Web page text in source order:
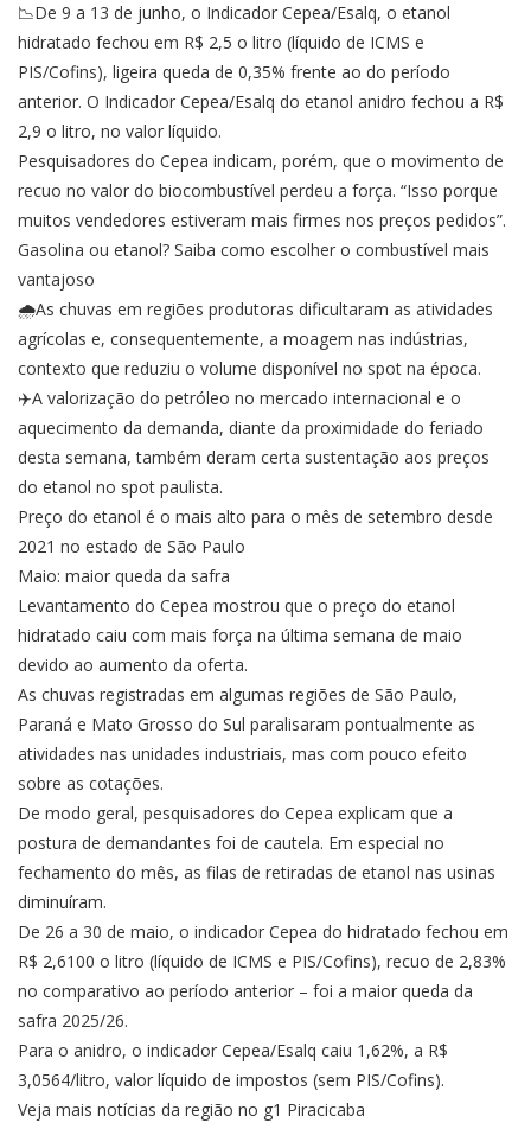
📉De 9 a 13 de junho, o Indicador Cepea/Esalq, o etanol
hidratado fechou em R$ 2,5 o litro (líquido de ICMS e
PIS/Cofins), ligeira queda de 0,35% frente ao do período
anterior. O Indicador Cepea/Esalq do etanol anidro fechou a R$
2,9 o litro, no valor líquido.
Pesquisadores do Cepea indicam, porém, que o movimento de
recuo no valor do biocombustível perdeu a força. “Isso porque
muitos vendedores estiveram mais firmes nos preços pedidos”.
Gasolina ou etanol? Saiba como escolher o combustível mais
vantajoso
🌧️As chuvas em regiões produtoras dificultaram as atividades
agrícolas e, consequentemente, a moagem nas indústrias,
contexto que reduziu o volume disponível no spot na época.
✈️A valorização do petróleo no mercado internacional e o
aquecimento da demanda, diante da proximidade do feriado
desta semana, também deram certa sustentação aos preços
do etanol no spot paulista.
Preço do etanol é o mais alto para o mês de setembro desde
2021 no estado de São Paulo
Maio: maior queda da safra
Levantamento do Cepea mostrou que o preço do etanol
hidratado caiu com mais força na última semana de maio
devido ao aumento da oferta.
As chuvas registradas em algumas regiões de São Paulo,
Paraná e Mato Grosso do Sul paralisaram pontualmente as
atividades nas unidades industriais, mas com pouco efeito
sobre as cotações.
De modo geral, pesquisadores do Cepea explicam que a
postura de demandantes foi de cautela. Em especial no
fechamento do mês, as filas de retiradas de etanol nas usinas
diminuíram.
De 26 a 30 de maio, o indicador Cepea do hidratado fechou em
R$ 2,6100 o litro (líquido de ICMS e PIS/Cofins), recuo de 2,83%
no comparativo ao período anterior – foi a maior queda da
safra 2025/26.
Para o anidro, o indicador Cepea/Esalq caiu 1,62%, a R$
3,0564/litro, valor líquido de impostos (sem PIS/Cofins).
Veja mais notícias da região no g1 Piracicaba